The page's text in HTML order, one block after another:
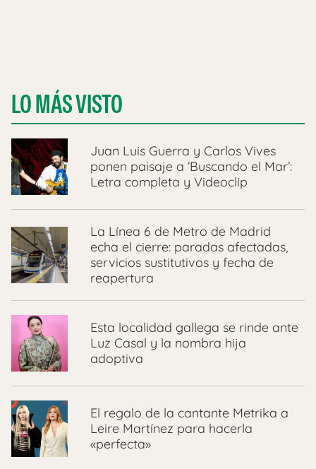
LO MÁS VISTO
Juan Luis Guerra y Carlos Vives
ponen paisaje a ‘Buscando el Mar’:
Letra completa y Videoclip
La Línea 6 de Metro de Madrid
echa el cierre: paradas afectadas,
servicios sustitutivos y fecha de
reapertura
Esta localidad gallega se rinde ante
Luz Casal y la nombra hija
adoptiva
El regalo de la cantante Metrika a
Leire Martínez para hacerla
«perfecta»